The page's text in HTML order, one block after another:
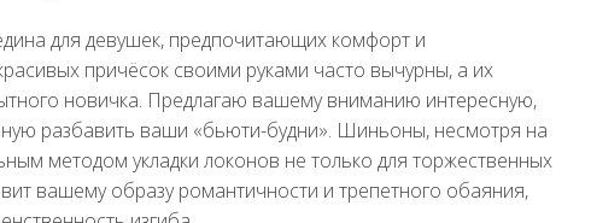
для девушек, предпочитающих комфорт и
причёсок своими руками часто вычурны, а их
новичка. Предлагаю вашему вниманию интересную,
разбавить ваши «бьюти-будни». Шиньоны, несмотря на
методом укладки локонов не только для торжественных
вашему образу романтичности и трепетного обаяния,